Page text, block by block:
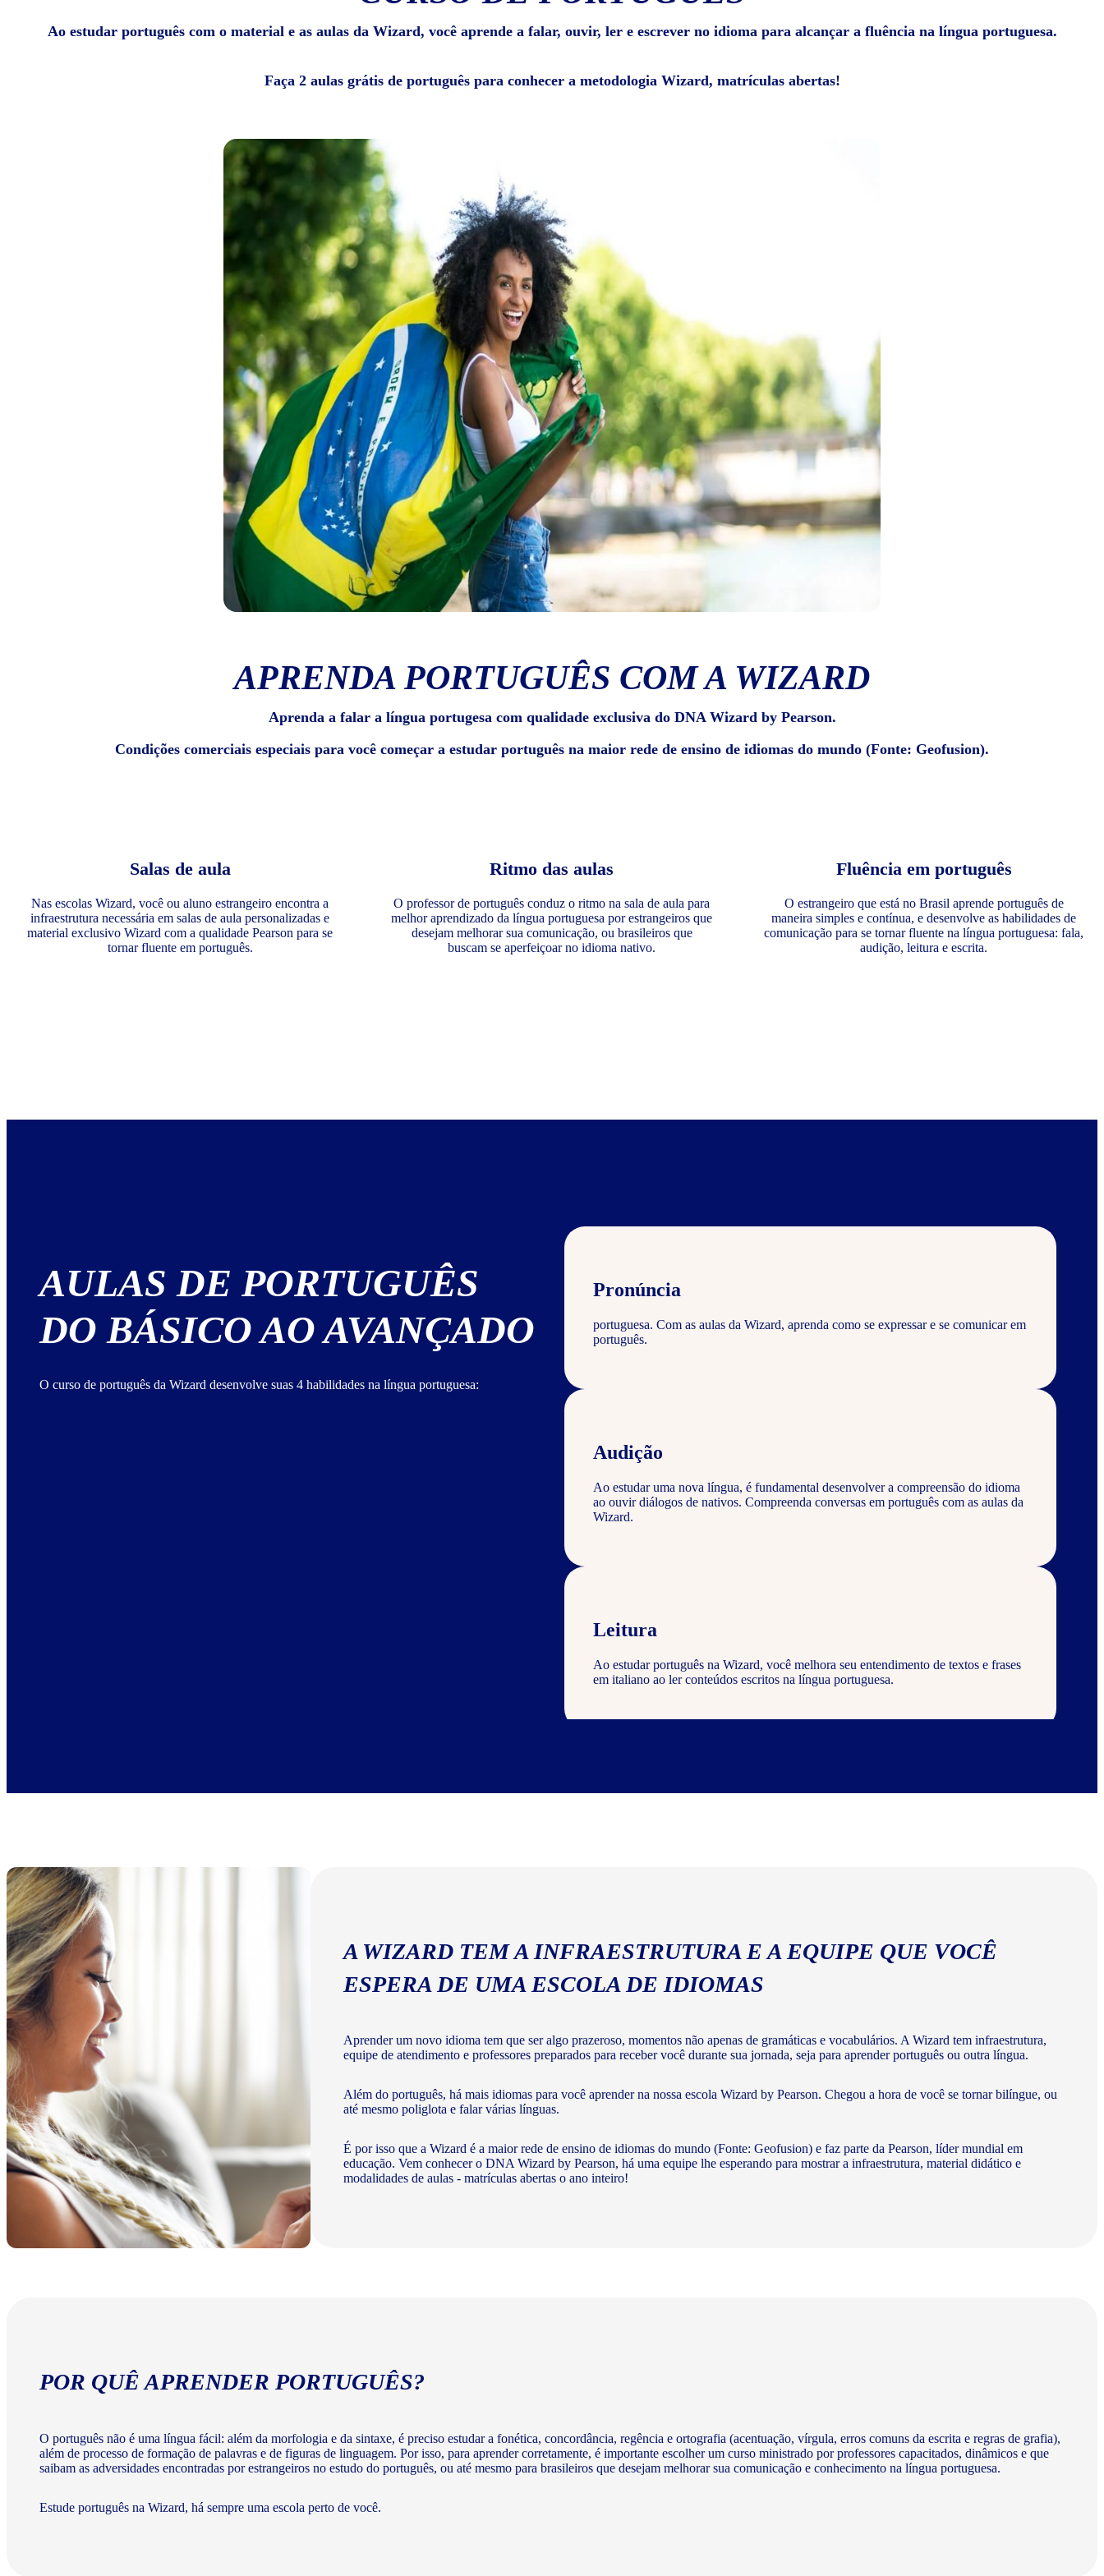
Ao estudar português com o material e as aulas da Wizard, você aprende a falar, ouvir, ler e escrever no idioma para alcançar a fluência na língua portuguesa.
Faça 2 aulas grátis de português para conhecer a metodologia Wizard, matrículas abertas!
APRENDA PORTUGUÊS COM A WIZARD
Aprenda a falar a língua portugesa com qualidade exclusiva do DNA Wizard by Pearson.
Condições comerciais especiais para você começar a estudar português na maior rede de ensino de idiomas do mundo (Fonte: Geofusion).
Salas de aula
Nas escolas Wizard, você ou aluno estrangeiro encontra a
infraestrutura necessária em salas de aula personalizadas e
material exclusivo Wizard com a qualidade Pearson para se
tornar fluente em português.
Ritmo das aulas
O professor de português conduz o ritmo na sala de aula para
melhor aprendizado da língua portuguesa por estrangeiros que
desejam melhorar sua comunicação, ou brasileiros que
buscam se aperfeiçoar no idioma nativo.
Fluência em português
O estrangeiro que está no Brasil aprende português de
maneira simples e contínua, e desenvolve as habilidades de
comunicação para se tornar fluente na língua portuguesa: fala,
audição, leitura e escrita.
AULAS DE PORTUGUÊS
DO BÁSICO AO AVANÇADO
O curso de português da Wizard desenvolve suas 4 habilidades na língua portuguesa:
Pronúncia
portuguesa. Com as aulas da Wizard, aprenda como se expressar e se comunicar em
português.
Audição
Ao estudar uma nova língua, é fundamental desenvolver a compreensão do idioma
ao ouvir diálogos de nativos. Compreenda conversas em português com as aulas da
Wizard.
Leitura
Ao estudar português na Wizard, você melhora seu entendimento de textos e frases
em italiano ao ler conteúdos escritos na língua portuguesa.
Escrita
A WIZARD TEM A INFRAESTRUTURA E A EQUIPE QUE VOCÊ
ESPERA DE UMA ESCOLA DE IDIOMAS
Aprender um novo idioma tem que ser algo prazeroso, momentos não apenas de gramáticas e vocabulários. A Wizard tem infraestrutura,
equipe de atendimento e professores preparados para receber você durante sua jornada, seja para aprender português ou outra língua.
Além do português, há mais idiomas para você aprender na nossa escola Wizard by Pearson. Chegou a hora de você se tornar bilíngue, ou
até mesmo poliglota e falar várias línguas.
É por isso que a Wizard é a maior rede de ensino de idiomas do mundo (Fonte: Geofusion) e faz parte da Pearson, líder mundial em
educação. Vem conhecer o DNA Wizard by Pearson, há uma equipe lhe esperando para mostrar a infraestrutura, material didático e
modalidades de aulas - matrículas abertas o ano inteiro!
POR QUÊ APRENDER PORTUGUÊS?
O português não é uma língua fácil: além da morfologia e da sintaxe, é preciso estudar a fonética, concordância, regência e ortografia (acentuação, vírgula, erros comuns da escrita e regras de grafia),
além de processo de formação de palavras e de figuras de linguagem. Por isso, para aprender corretamente, é importante escolher um curso ministrado por professores capacitados, dinâmicos e que
saibam as adversidades encontradas por estrangeiros no estudo do português, ou até mesmo para brasileiros que desejam melhorar sua comunicação e conhecimento na língua portuguesa.
Estude português na Wizard, há sempre uma escola perto de você.